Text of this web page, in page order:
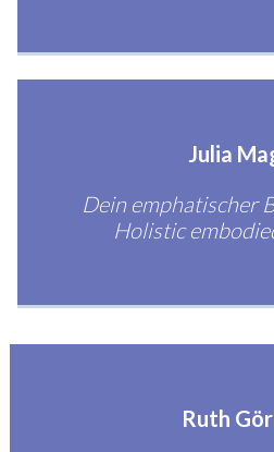
Julia
Dein emphatischer
Holistic
Ruth